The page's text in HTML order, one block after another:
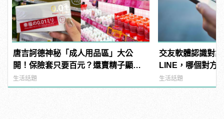
唐吉訶德神秘「成人用品區」大公
開！保險套只要百元？還賣精子顯微
鏡？
生活話題
交友軟體認識對
LINE，哪個對方
生活話題